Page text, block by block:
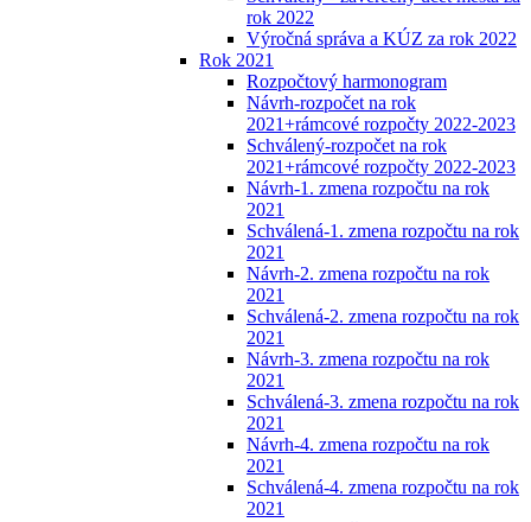
rok 2022
Výročná správa a KÚZ za rok 2022
Rok 2021
Rozpočtový harmonogram
Návrh-rozpočet na rok
2021+rámcové rozpočty 2022-2023
Schválený-rozpočet na rok
2021+rámcové rozpočty 2022-2023
Návrh-1. zmena rozpočtu na rok
2021
Schválená-1. zmena rozpočtu na rok
2021
Návrh-2. zmena rozpočtu na rok
2021
Schválená-2. zmena rozpočtu na rok
2021
Návrh-3. zmena rozpočtu na rok
2021
Schválená-3. zmena rozpočtu na rok
2021
Návrh-4. zmena rozpočtu na rok
2021
Schválená-4. zmena rozpočtu na rok
2021